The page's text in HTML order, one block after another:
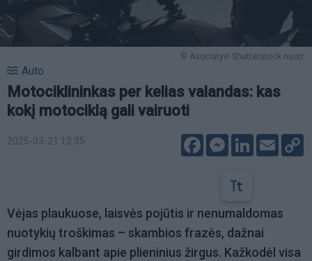
© Asociatyvi Shutterstock nuotr.
Auto
Motociklininkas per kelias valandas: kas
kokį motociklą gali vairuoti
2025-03-21 12:35 FacebookMessenger
LinkedIn
Email
Vėjas plaukuose, laisvės pojūtis ir nenumaldomas
nuotykių troškimas – skambios frazės, dažnai
girdimos kalbant apie plieninius žirgus. Kažkodėl visa